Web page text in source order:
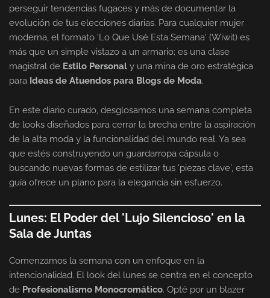
perseguir tendencias fugaces y más de documentar la
evolución de tus elecciones diarias. Para cualquier mujer
moderna, el formato 'Lo Que Usé Esta Semana' (Wiwit) es
más que un simple vistazo a un armario; es una clase
magistral de Estilo Personal y una mina de oro estratégica
para Ideas de Atuendos para Blogs de Moda.
En este diario curado, desglosamos una semana completa
de looks diseñados para cerrar la brecha entre la aspiración
de la alta moda y la funcionalidad del mundo real. Ya sea
que estés construyendo un guardarropa cápsula o
buscando nuevas formas de estilizar tus 'piezas clave', esta
guía ofrece un plano para la elegancia sin esfuerzo.
Lunes: El Poder del 'Lujo Silencioso' en la
Sala de Juntas
Comenzamos la semana con un enfoque en la
intencionalidad. El look del lunes se centra en el concepto
de Profesionalismo Monocromático. Opté por un blazer